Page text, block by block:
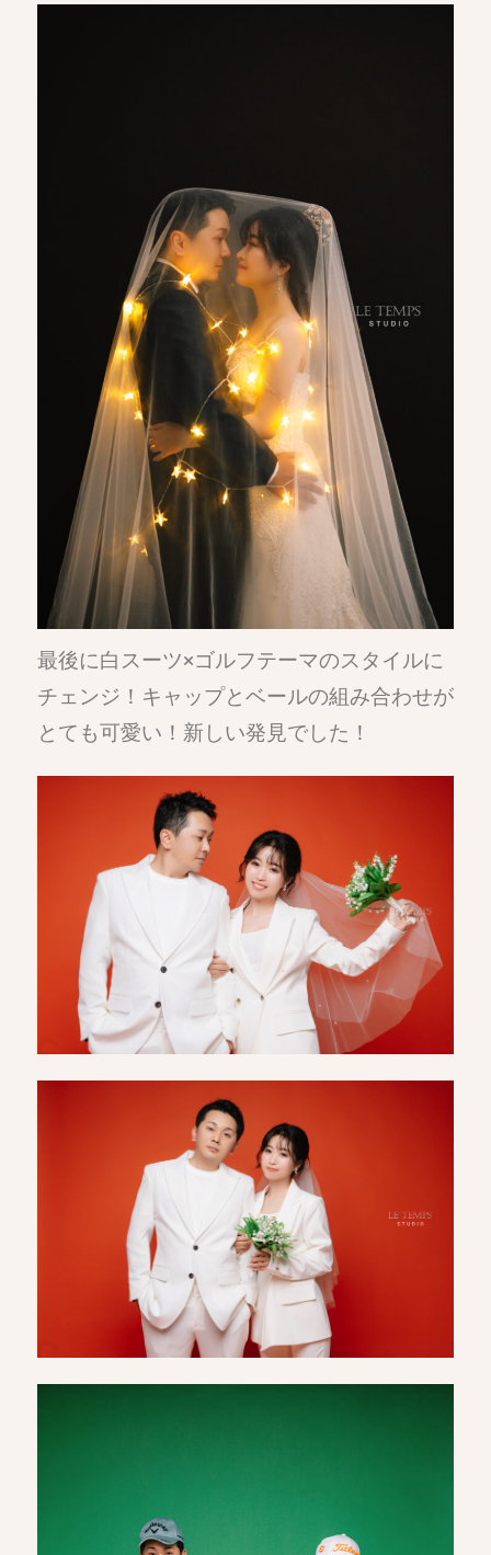
最後に白スーツ×ゴルフテーマのスタイルに
チェンジ！キャップとベールの組み合わせが
とても可愛い！新しい発見でした！